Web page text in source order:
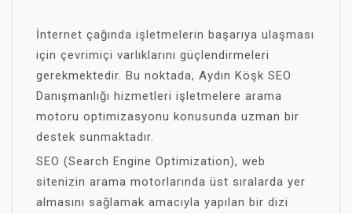
İnternet çağında işletmelerin başarıya ulaşması
için çevrimiçi varlıklarını güçlendirmeleri
gerekmektedir. Bu noktada, Aydın Köşk SEO
Danışmanlığı hizmetleri işletmelere arama
motoru optimizasyonu konusunda uzman bir
destek sunmaktadır.
SEO (Search Engine Optimization), web
sitenizin arama motorlarında üst sıralarda yer
almasını sağlamak amacıyla yapılan bir dizi